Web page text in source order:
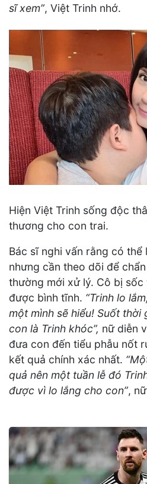
sĩ xem”, Việt Trinh nhớ.
Hiện Việt Trinh sống độc
thương cho con trai.
Bác sĩ nghi vấn rằng có thể
nhưng cần theo dõi để
thường mới xử lý. Cô bị
được bình tĩnh. “Trinh lo
một mình sẽ hiểu! Suốt thời
con là Trinh khóc”, nữ diễn
đưa con đến tiểu phẫu nốt
kết quả chính xác nhất.
quả nên một tuần lễ đó
được vì lo lắng cho con”,